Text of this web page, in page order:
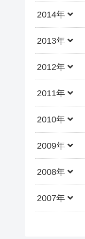
2014年
2013年
2012年
2011年
2010年
2009年
2008年
2007年